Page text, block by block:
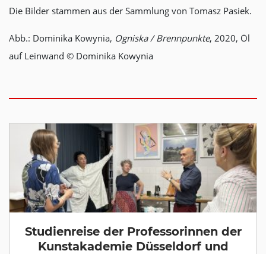
Die Bilder stammen aus der Sammlung von Tomasz Pasiek.
Abb.: Dominika Kowynia, Ogniska / Brennpunkte, 2020, Öl
auf Leinwand © Dominika Kowynia
Studienreise der Professorinnen der
Kunstakademie Düsseldorf und